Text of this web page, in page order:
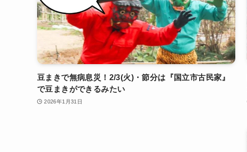
豆まきで無病息災！2/3(火)・節分は『国立市古民家』
で豆まきができるみたい
2026年1月31日